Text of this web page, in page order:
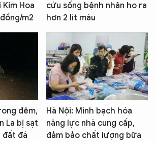
Kim Hoa
m2
cứu sống bệnh nhân ho ra
hơn 2 lít máu
đêm,
La bị sạt
đất đá
Hà Nội: Minh bạch hóa
năng lực nhà cung cấp,
đảm bảo chất lượng bữa